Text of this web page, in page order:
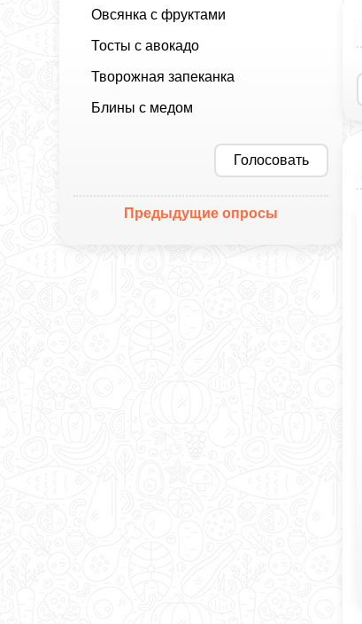
Овсянка с фруктами
Тосты с авокадо
Творожная запеканка
Блины с медом
Голосовать
Предыдущие опросы